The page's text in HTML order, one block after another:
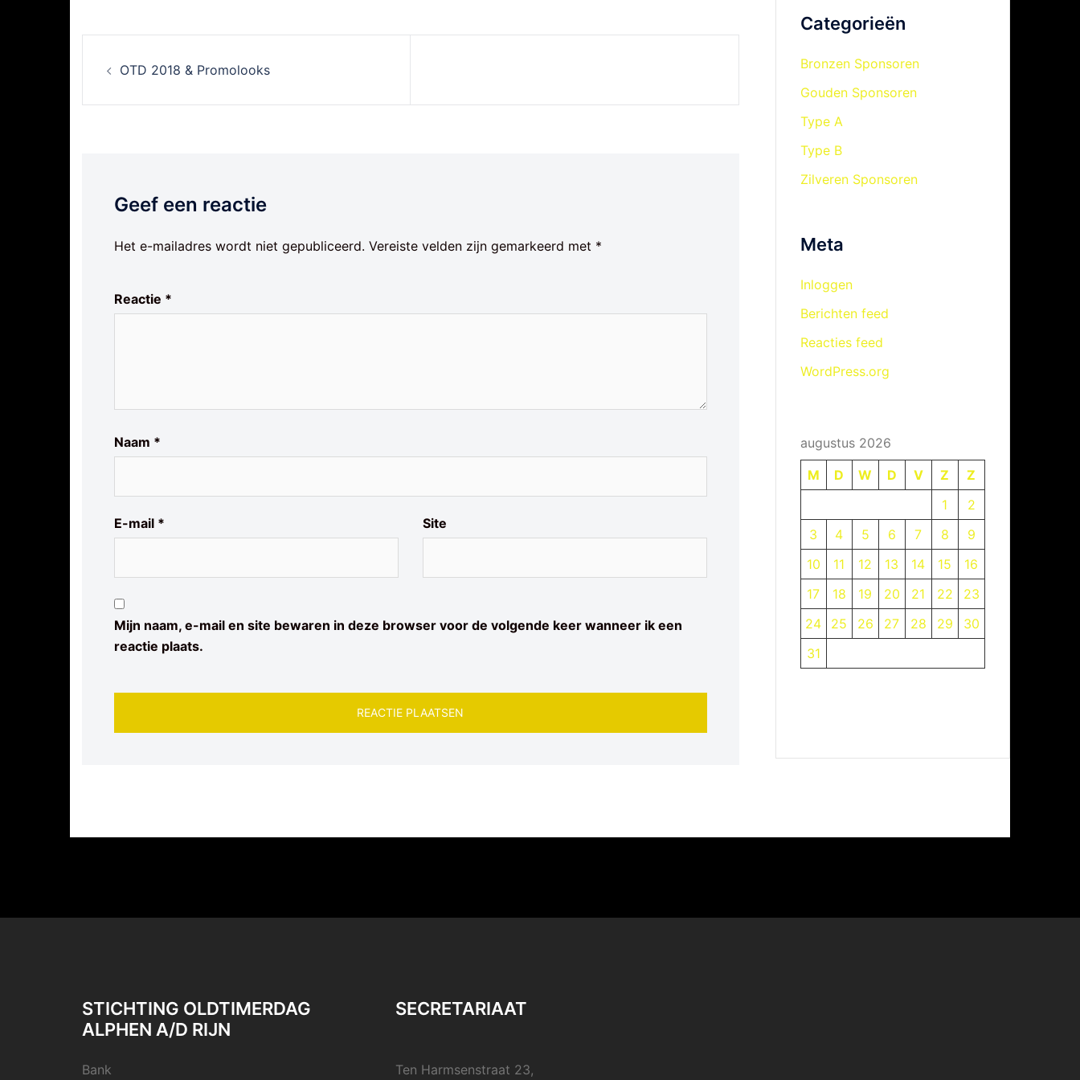
OTD 2018 & Promolooks
Geef een reactie
Het e-mailadres wordt niet gepubliceerd. Vereiste velden zijn gemarkeerd met *
Reactie *
Naam *
E-mail * Site
Mijn naam, e-mail en site bewaren in deze browser voor de volgende keer wanneer ik een
reactie plaats.
Categorieën
Bronzen Sponsoren
Gouden Sponsoren
Type A
Type B
Zilveren Sponsoren
Meta
Inloggen
Berichten feed
Reacties feed
WordPress.org
augustus 2026
M
D W D V Z
Z
1
2
3
4 5 6 7 8
9
10
11 12 13 14 15
16
17
18 19 20 21 22
23
24
25 26 27 28 29
30
31
STICHTING OLDTIMERDAG
ALPHEN A/D RIJN
Bank
SECRETARIAAT
Ten Harmsenstraat 23,